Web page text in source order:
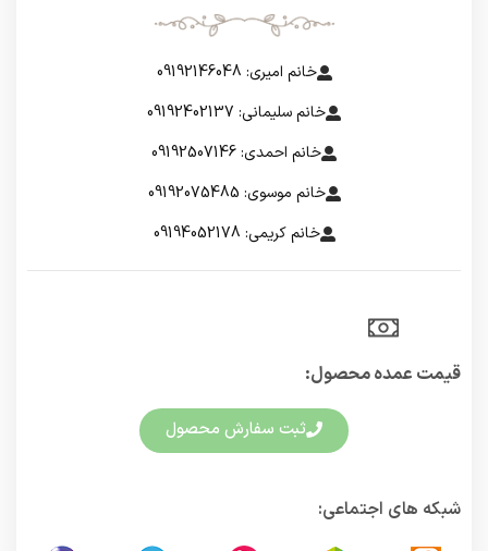
خانم امیری: 09192146048
خانم سلیمانی: 09192402137
خانم احمدی: 09192507146
خانم موسوی: 09192075485
خانم کریمی: 09194052178
قیمت عمده محصول:​
ثبت سفارش محصول
شبکه های اجتماعی: